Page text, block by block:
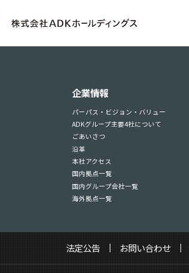
企業情報
パーパス・ビジョン・バリュー
ADKグループ主要4社について
ごあいさつ
沿革
本社アクセス
国内拠点一覧
国内グループ会社一覧
海外拠点一覧
法定公告 お問い合わせ